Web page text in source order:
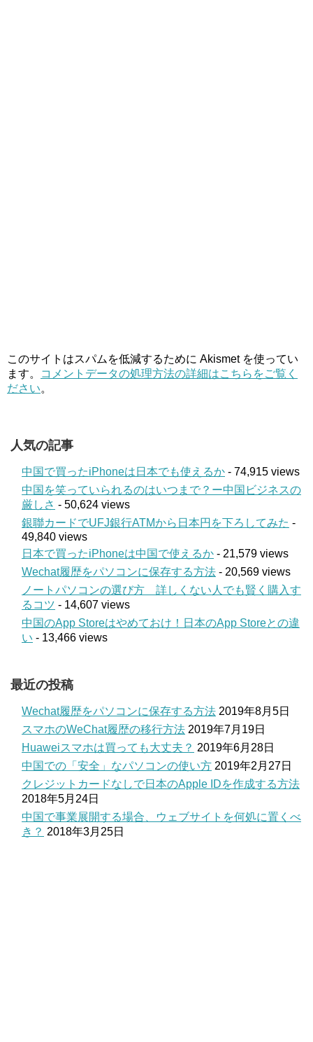
このサイトはスパムを低減するために Akismet を使ってい
ます。
コメントデータの処理方法の詳細はこちらをご覧く
ださい。
人気の記事
中国で買ったiPhoneは日本でも使えるか - 74,915 views
中国を笑っていられるのはいつまで？ー中国ビジネスの
厳しさ - 50,624 views
銀聯カードでUFJ銀行ATMから日本円を下ろしてみた -
49,840 views
日本で買ったiPhoneは中国で使えるか - 21,579 views
Wechat履歴をパソコンに保存する方法 - 20,569 views
ノートパソコンの選び方 詳しくない人でも賢く購入す
るコツ - 14,607 views
中国のApp Storeはやめておけ！日本のApp Storeとの違
い - 13,466 views
最近の投稿
Wechat履歴をパソコンに保存する方法 2019年8月5日
スマホのWeChat履歴の移行方法 2019年7月19日
Huaweiスマホは買っても大丈夫？ 2019年6月28日
中国での「安全」なパソコンの使い方 2019年2月27日
クレジットカードなしで日本のApple IDを作成する方法
2018年5月24日
中国で事業展開する場合、ウェブサイトを何処に置くべ
き？ 2018年3月25日